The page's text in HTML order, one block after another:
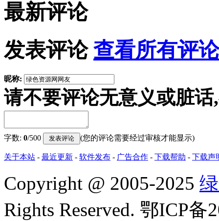
最新评论
发表评论 查看所有评
昵称:
请不要评论无意义或脏
字数: 0/500 (您的评论需要经过审核才能显示)
关于本站 - 最近更新 - 软件发布 - 广告合作 - 下载帮助 - 下载声
Copyright @ 2005-2025
Rights Reserved. 鄂ICP备